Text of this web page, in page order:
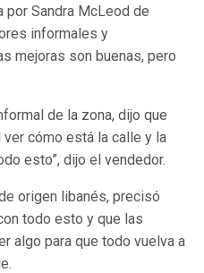
Sandra McLeod de
informales y
mejoras son buenas, pero
de la zona, dijo que
cómo está la calle y la
esto”, dijo el vendedor.
origen libanés, precisó
todo esto y que las
algo para que todo vuelva a